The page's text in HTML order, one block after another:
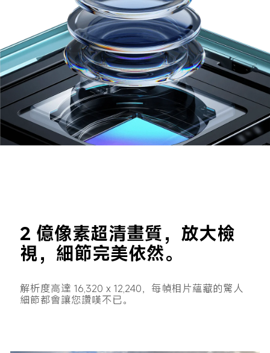
2 億像素超清畫質，放大檢
視，細節完美依然。
解析度高達 16,320 x 12,240，每幀相片蘊藏的驚人
細節都會讓您讚嘆不已。